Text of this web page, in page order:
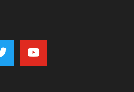
youtube